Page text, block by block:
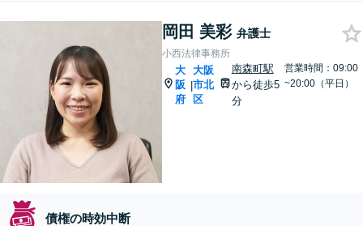
岡田 美彩 弁護士
小西法律事務所
大
阪
府
|
大阪
市北
区
南森町駅
から徒歩5
分
営業時間：09:00
~20:00（平日）
債権の時効中断